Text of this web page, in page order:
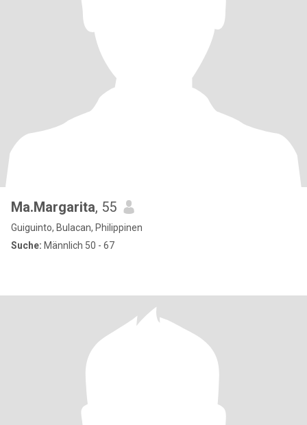
Ma.Margarita, 55
Guiguinto, Bulacan, Philippinen
Suche: Männlich 50 - 67